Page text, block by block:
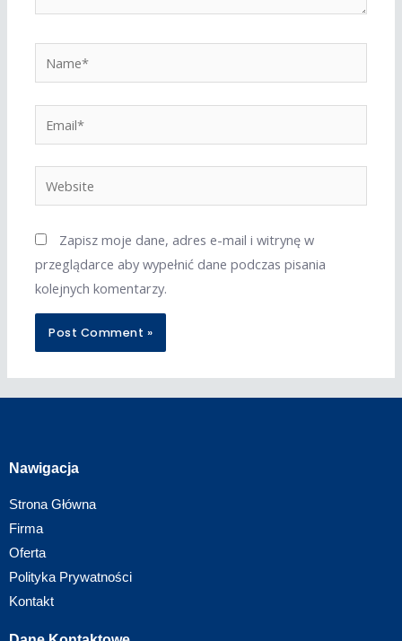
Zapisz moje dane, adres e-mail i witrynę w
przeglądarce aby wypełnić dane podczas pisania
kolejnych komentarzy.
Nawigacja
Strona Główna
Firma
Oferta
Polityka Prywatności
Kontakt